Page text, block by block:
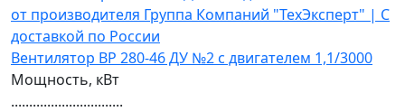
Вентилятор ВР 280-46 ДУ №2 с двигателем 1,1/3000
Мощность, кВт
...............................